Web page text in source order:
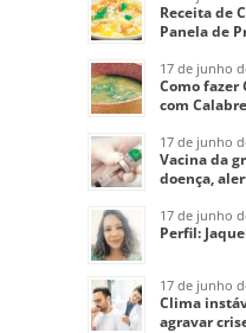
Receita de
Panela de
17 de junho
Como fazer
com
17 de junho
Vacina da
doença,
17 de junho
Perfil:
17 de junho
Clima
agravar